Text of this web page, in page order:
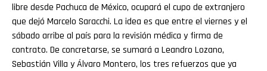
libre desde Pachuca de México, ocupará el cupo de extranjero
que dejó Marcelo Saracchi. La idea es que entre el viernes y el
sábado arribe al país para la revisión médica y firma de
contrato. De concretarse, se sumará a Leandro Lozano,
Sebastián Villa y Álvaro Montero, los tres refuerzos que ya